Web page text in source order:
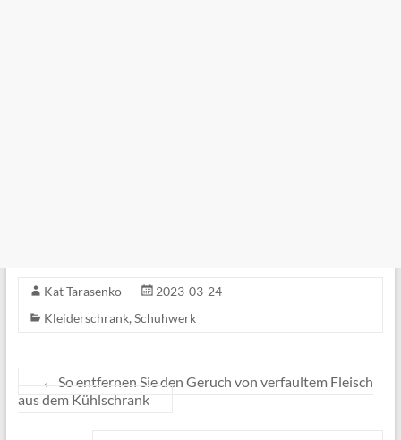
Kat Tarasenko
2023-03-24
Kleiderschrank, Schuhwerk
← So entfernen Sie den Geruch von verfaultem Fleisch
aus dem Kühlschrank